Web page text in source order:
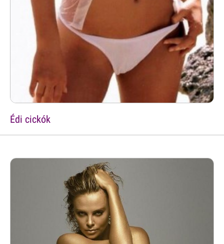
Édi cickók